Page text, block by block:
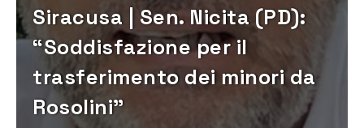
Siracusa | Sen. Nicita (PD):
“Soddisfazione per il
trasferimento dei minori da
Rosolini”